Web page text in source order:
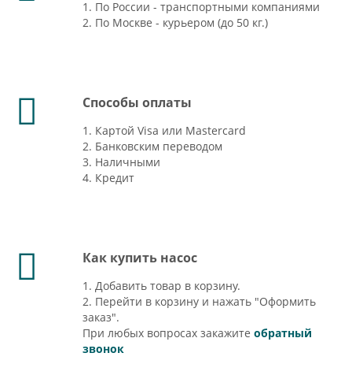
1. По России - транспортными компаниями
2. По Москве - курьером (до 50 кг.)
Способы оплаты
1. Картой Visa или Mastercard
2. Банковским переводом
3. Наличными
4. Кредит
Как купить насос
1. Добавить товар в корзину.
2. Перейти в корзину и нажать "Оформить
заказ".
При любых вопросах закажите обратный
звонок